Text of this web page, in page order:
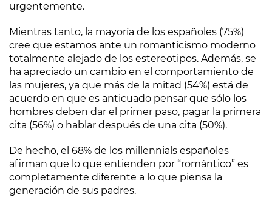
urgentemente.
Mientras tanto, la mayoría de los españoles (75%)
cree que estamos ante un romanticismo moderno
totalmente alejado de los estereotipos. Además, se
ha apreciado un cambio en el comportamiento de
las mujeres, ya que más de la mitad (54%) está de
acuerdo en que es anticuado pensar que sólo los
hombres deben dar el primer paso, pagar la primera
cita (56%) o hablar después de una cita (50%).
De hecho, el 68% de los millennials españoles
afirman que lo que entienden por “romántico” es
completamente diferente a lo que piensa la
generación de sus padres.